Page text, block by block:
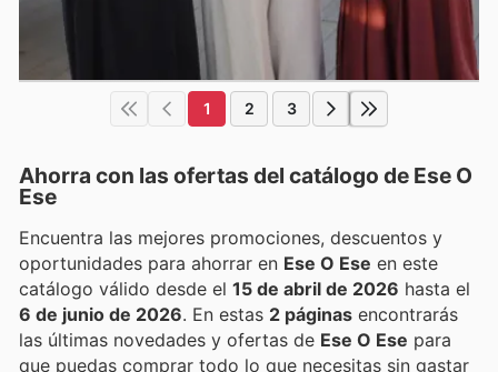
1 2 3
Ahorra con las ofertas del catálogo de Ese O
Ese
Encuentra las mejores promociones, descuentos y
oportunidades para ahorrar en Ese O Ese en este
catálogo válido desde el 15 de abril de 2026 hasta el
6 de junio de 2026 . En estas 2 páginas encontrarás
las últimas novedades y ofertas de Ese O Ese para
que puedas comprar todo lo que necesitas sin gastar